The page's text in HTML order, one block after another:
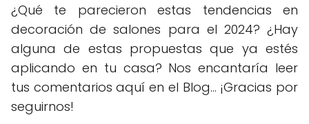
¿Qué te parecieron estas tendencias en
decoración de salones para el 2024? ¿Hay
alguna de estas propuestas que ya estés
aplicando en tu casa? Nos encantaría leer
tus comentarios aquí en el Blog... ¡Gracias por
seguirnos!